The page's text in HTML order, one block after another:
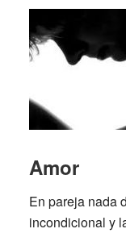
Amor
En pareja nada
incondicional y